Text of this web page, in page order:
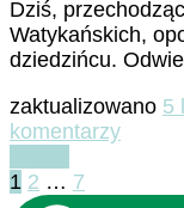
Dziś,
Watykańskich,
dziedzińcu.
zaktualizowano 5
komentarzydo
Strona
1 Strona
2 … Strona
7